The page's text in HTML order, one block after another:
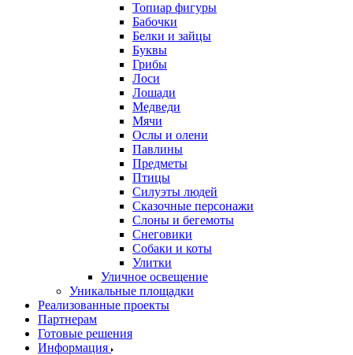
Топиар фигуры
Бабочки
Белки и зайцы
Буквы
Грибы
Лоси
Лошади
Медведи
Мячи
Ослы и олени
Павлины
Предметы
Птицы
Силуэты людей
Сказочные персонажи
Слоны и бегемоты
Снеговики
Собаки и коты
Улитки
Уличное освещение
Уникальные площадки
Реализованные проекты
Партнерам
Готовые решения
Информация